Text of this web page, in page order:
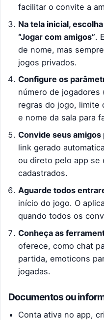
facilitar o convite a
Na tela inicial,
“Jogar com amigos”.
de nome, mas
jogos privados.
Configure os
número de jogadores
regras do jogo, limite
e nome da sala para
Convide seus amigos
link gerado
ou direto pelo app se
cadastrados.
Aguarde todos
início do jogo. O
quando todos os
Conheça as
oferece, como chat
partida, emoticons
jogadas.
Documentos ou
Conta ativa no app,